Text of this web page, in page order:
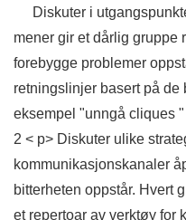
Diskuter i
mener gir et dårlig gruppe
forebygge problemer
retningslinjer basert på de
eksempel "unngå cliques
2 < p> Diskuter ulike
kommunikasjonskanaler
bitterheten oppstår. Hvert
et repertoar av verktøy for